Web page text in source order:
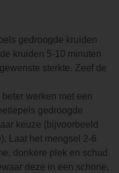
gedroogde kruiden
kruiden 5-10 minuten
sterkte. Zeef de
werken met een
gedroogde
keuze (bijvoorbeeld
Laat het mengsel 2-6
donkere plek en schud
deze in een schone,